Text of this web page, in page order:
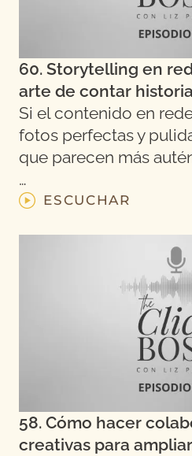
60. Storytelling en
arte de contar
Si el contenido en
fotos perfectas y
que parecen más
…
ESCUCHAR
58. Cómo hacer
creativas para